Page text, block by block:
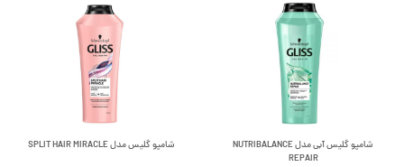
شامپو گلیس آبی مدل NUTRIBALANCE
REPAIR
شامپو گلیس مدل SPLIT HAIR MIRACLE